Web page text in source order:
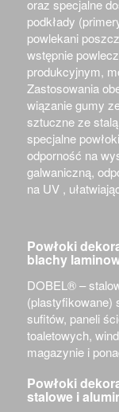
oraz specjalne
podkłady
powlekani
wstępnie
produkcyjnym,
Zastosowania
wiązanie gumy
sztuczne ze
specjalne
odporność na
galwaniczną,
na UV ,
Powłoki
blachy
DOBEL® –
(plastyfikowane)
sufitów, paneli
toaletowych,
magazynie i
Powłoki
stalowe i